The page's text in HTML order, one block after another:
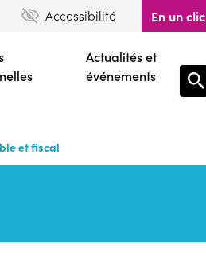
Accessibilité En un clic
Actualités et
événements
et fiscal